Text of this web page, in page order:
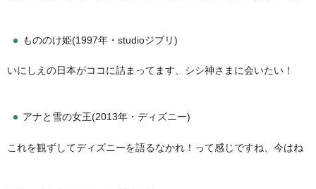
もののけ姫(1997年・studioジブリ)
いにしえの日本がココに詰まってます、シシ神さまに会いたい！
アナと雪の女王(2013年・ディズニー)
これを観ずしてディズニーを語るなかれ！って感じですね、今はね